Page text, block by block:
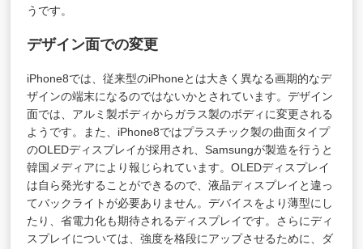
うです。
デザイン面での変更
iPhone8では、従来型のiPhoneとは大きく異なる画期的なデ
ザインの端末になるのではないかとされています。デザイン
面では、アルミ製ボディからガラス製のボディに変更される
ようです。また、iPhone8ではプラスチック製の曲面タイプ
のOLEDディスプレイが採用され、Samsungが製造を行うと
韓国メディアにより報じられています。OLEDディスプレイ
は自ら発光することができるので、液晶ディスプレイと違っ
てバックライトが必要ありません。デバイスをより薄型にし
たり、省電力化も期待されるディスプレイです。さらにディ
スプレイについては、強度を格段にアップさせるために、ダ